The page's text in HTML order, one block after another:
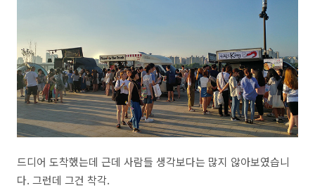
드디어 도착했는데 근데 사람들 생각보다는 많지 않아보였습니
다. 그런데 그건 착각.